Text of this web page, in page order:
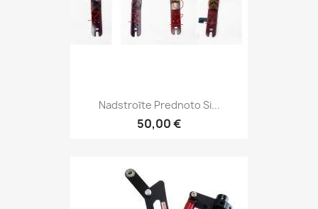
Nadstroĭte Prednoto Si...
50,00 €